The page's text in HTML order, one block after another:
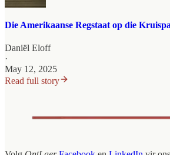
Die Amerikaanse Regstaat op die
Daniël Eloff
·
May 12, 2025
Read full story